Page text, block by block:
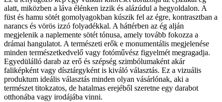
alatt, miközben a láva élénken izzik és alázúdul a hegyoldalon. A
füst és hamu sötét gomolyagokban kúszik fel az égre, kontrasztban a
narancs és vörös izzó folyadékkal. A háttérben az ég alján
megjelenik a naplemente sötét tónusa, amely tovább fokozza a
drámai hangulatot. A természeti erők e monumentális megjelenése
minden természetkedvelő vagy fotóművész figyelmét megragadja.
Egyedülálló darab az erő és szépség szimbólumaként akár
faliképként vagy dísztárgyként is kiváló választás. Ez a vizuális
produktum ideális választás minden olyan vásárlónak, aki a
természet titokzatos, de hatalmas erejéből szeretne egy darabot
otthonába vagy irodájába vinni.